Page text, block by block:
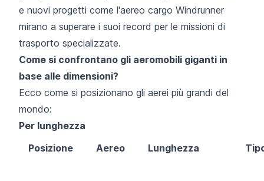
e nuovi progetti come l'aereo cargo Windrunner
mirano a superare i suoi record per le missioni di
trasporto specializzate.
Come si confrontano gli aeromobili giganti in
base alle dimensioni?
Ecco come si posizionano gli aerei più grandi del
mondo:
Per lunghezza
Posizione
Aereo Lunghezza